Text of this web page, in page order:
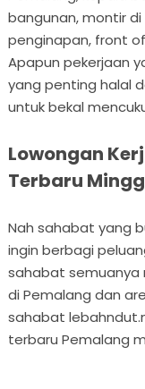
bangunan, montir
penginapan, front
Apapun pekerjaan
yang penting halal
untuk bekal
Lowongan
Terbaru
Nah sahabat yang
ingin berbagi
sahabat semuanya
di Pemalang dan
sahabat
terbaru Pemalang